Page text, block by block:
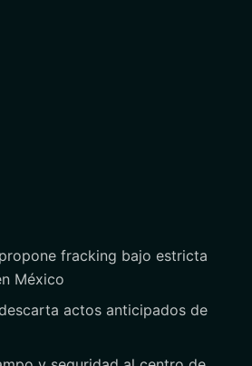
fracking bajo estricta
México
actos anticipados de